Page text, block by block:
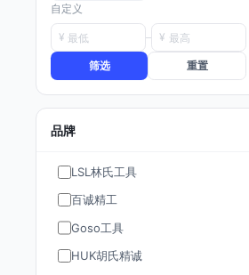
自定义
¥ ¥
筛选 重置
品牌
LSL林氏工具
百诚精工
Goso工具
HUK胡氏精诚